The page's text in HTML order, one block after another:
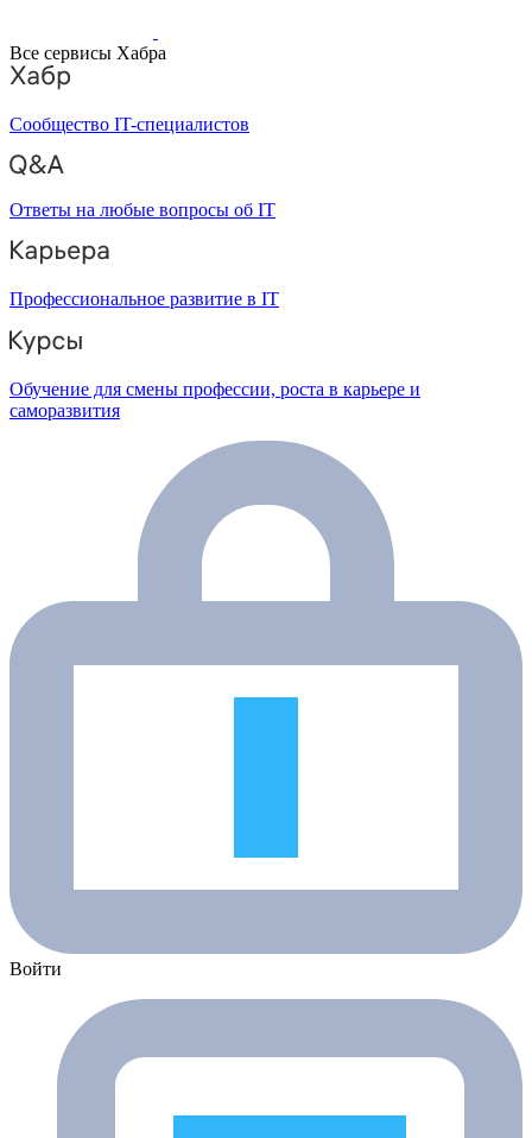
Все сервисы Хабра
Сообщество IT-специалистов
Ответы на любые вопросы об IT
Профессиональное развитие в IT
Обучение для смены профессии, роста в карьере и
саморазвития
Войти